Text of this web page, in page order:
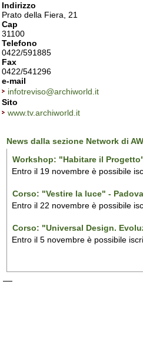
Indirizzo
Prato della Fiera, 21
Cap
31100
Telefono
0422/591885
Fax
0422/541296
e-mail
infotreviso@archiworld.it
Sito
www.tv.archiworld.it
News dalla sezione Network di
Workshop: "Habitare il
Entro il 19 novembre è possibile
Corso: "Vestire la luce" -
Entro il 22 novembre è possibile
Corso: "Universal Design.
Entro il 5 novembre è possibile